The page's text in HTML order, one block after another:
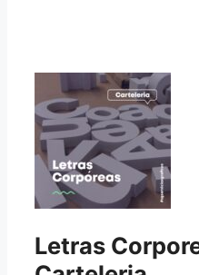
Letras